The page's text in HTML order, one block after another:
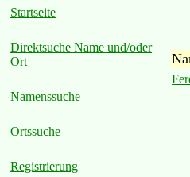
Startseite
Direktsuche Name und/oder
Ort
Namenssuche
Ortssuche
Registrierung